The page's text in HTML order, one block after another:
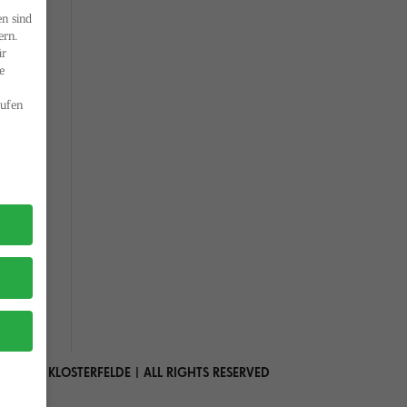
MARIA KLOSTERFELDE | ALL RIGHTS RESERVED
sind